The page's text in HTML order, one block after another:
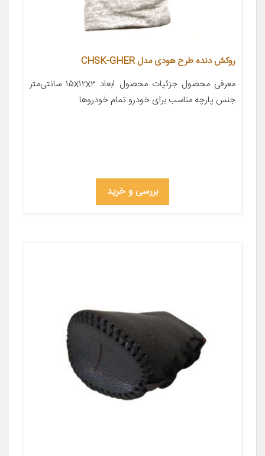
روکش دنده طرح هودی مدل CHSK-GHER
معرفی محصول جزئیات محصول ابعاد ۱۵x۱۲x۳ سانتی‌متر
جنس پارچه مناسب برای خودرو تمام خودروها
بررسی و خرید